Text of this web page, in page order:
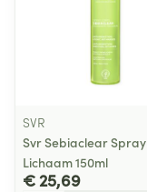
SVR
Svr Sebiaclear Spray
Lichaam 150ml
€ 25,69